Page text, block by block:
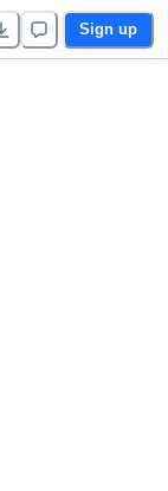
Sign up